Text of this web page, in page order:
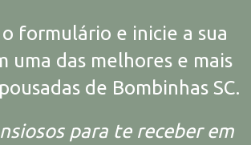
formulário e inicie a sua
uma das melhores e mais
de Bombinhas SC.
para te receber em